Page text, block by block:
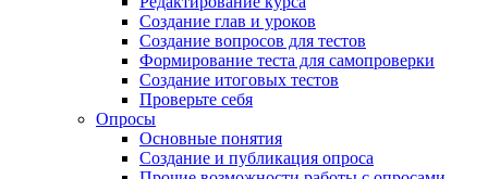
Создание глав и уроков
Создание вопросов для тестов
Формирование теста для самопроверки
Создание итоговых тестов
Проверьте себя
Опросы
Основные понятия
Создание и публикация опроса